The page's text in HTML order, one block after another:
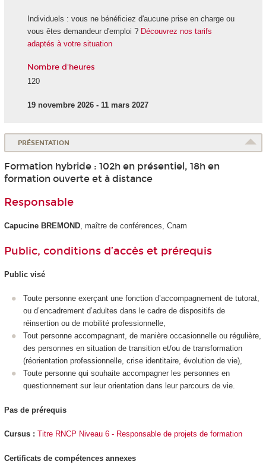
Individuels : vous ne bénéficiez d'aucune prise en charge ou
vous êtes demandeur d'emploi ? Découvrez nos tarifs
adaptés à votre situation
Nombre d'heures
120
19 novembre 2026 - 11 mars 2027
PRÉSENTATION
Formation hybride : 102h en présentiel, 18h en
formation ouverte et à distance
Responsable
Capucine BREMOND, maître de conférences, Cnam
Public, conditions d’accès et prérequis
Public visé
Toute personne exerçant une fonction d’accompagnement de tutorat,
ou d’encadrement d’adultes dans le cadre de dispositifs de
réinsertion ou de mobilité professionnelle,
Tout personne accompagnant, de manière occasionnelle ou régulière,
des personnes en situation de transition et/ou de transformation
(réorientation professionnelle, crise identitaire, évolution de vie),
Toute personne qui souhaite accompagner les personnes en
questionnement sur leur orientation dans leur parcours de vie.
Pas de prérequis
Cursus : Titre RNCP Niveau 6 - Responsable de projets de formation
Certificats de compétences annexes